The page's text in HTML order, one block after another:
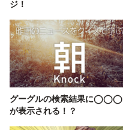
ジ！
グーグルの検索結果に◯◯◯
が表示される！？